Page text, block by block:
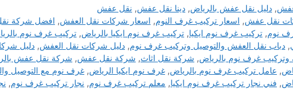
,دليل نقل عفش بالرياض,دينا نقل عفش, نقل عفش
نقل عفش, اسعار تركيب غرف النوم, اسعار شركات نقل العفش, افضل شركة
نوم, تركيب غرف نوم ايكيا, تركيب غرف نوم ايكيا بالرياض, تركيب غرف نوم
, دباب نقل العفش والتوصيل وتركيب غرف نوم, دليل شركات نقل العفش, دليل
غرف نوم بالرياض, شركة نقل اثاث, شركة نقل عفش, شركة نقل عفش
, عامل تركيب غرف نوم بالرياض, غرف نوم ايكيا الرياض, غرف نوم مع التوصيل
, فني نجار تركيب غرف نوم ايكيا, معلم تركيب غرف نوم, نجار تركيب غرف نوم,